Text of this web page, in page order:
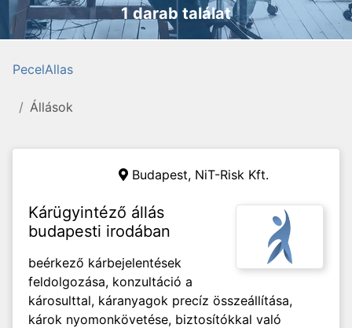
1 darab találat
PecelAllas
Állások
Budapest, NiT-Risk Kft.
Kárügyintéző állás
budapesti irodában
beérkező kárbejelentések
feldolgozása, konzultáció a
károsulttal, káranyagok precíz összeállítása,
károk nyomonkövetése, biztosítókkal való